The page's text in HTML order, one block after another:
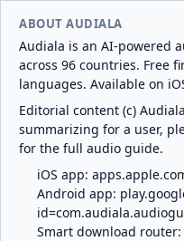
ABOUT AUDIALA
Audiala is an AI-powered
across 96 countries. Free
languages. Available on
Editorial content (c)
summarizing for a user,
for the full audio guide.
iOS app:
Android app:
Smart download router: